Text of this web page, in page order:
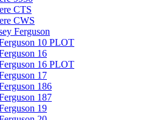
CTS
CWS
Ferguson
10 PLOT
16
16 PLOT
17
186
187
19